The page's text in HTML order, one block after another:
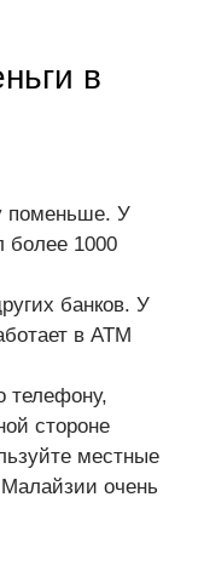
в
поменьше. У
более 1000
банков. У
в ATM
телефону,
стороне
местные
очень